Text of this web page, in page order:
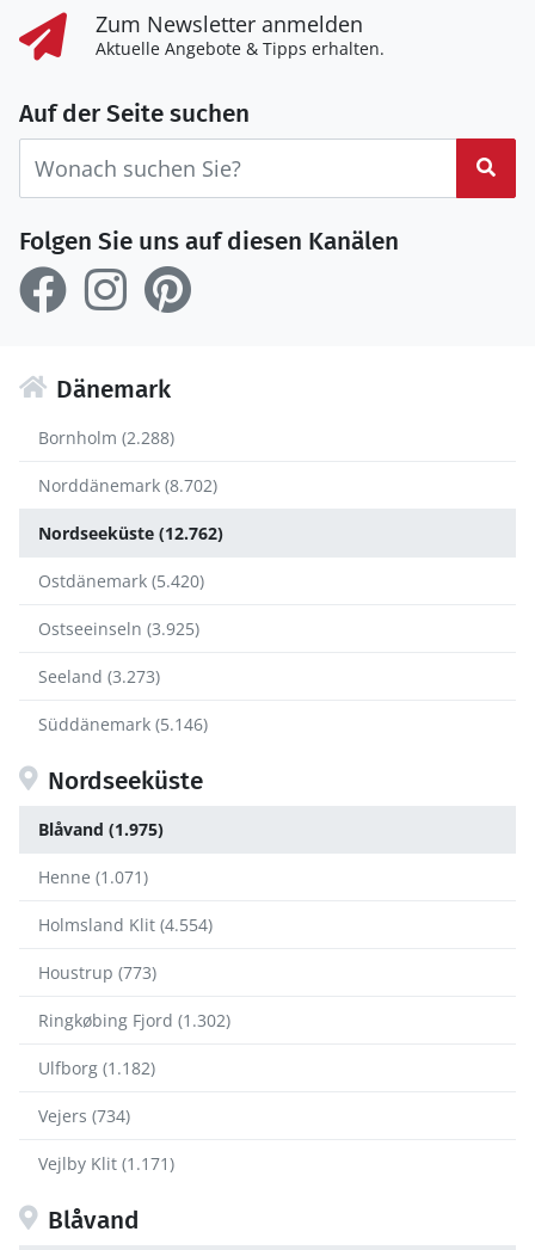
Zum Newsletter anmelden
Aktuelle Angebote & Tipps erhalten.
Auf der Seite suchen
Folgen Sie uns auf diesen Kanälen
Dänemark
Bornholm (2.288)
Norddänemark (8.702)
Nordseeküste (12.762)
Ostdänemark (5.420)
Ostseeinseln (3.925)
Seeland (3.273)
Süddänemark (5.146)
Nordseeküste
Blåvand (1.975)
Henne (1.071)
Holmsland Klit (4.554)
Houstrup (773)
Ringkøbing Fjord (1.302)
Ulfborg (1.182)
Vejers (734)
Vejlby Klit (1.171)
Blåvand